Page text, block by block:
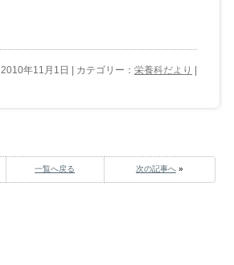
2010年11月1日 | カテゴリー：栄養科だより
一覧へ戻る 次の記事へ»